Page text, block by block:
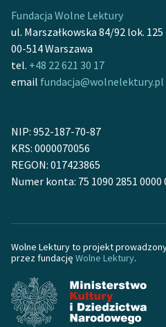
Ręce pełne poezji
Kolekcje edukacyjne
twórców przechodzących
do domeny publicznej,
Odkurzamy bohaterów
Szkoła Poezji Wolnych
O nas
Kontakt
O projekcie
Zespół
Fundacja Wolne Lektury
ul. Marszałkowska 84/92 lok. 125
00-514 Warszawa
tel. +48 22 621 30 17
email fundacja@wolnelektury.pl
NIP: 952-187-70-87
KRS: 0000070056
REGON: 017423865
Numer konta: 75 1090 2851 0000
Wolne Lektury to projekt
przez fundację Wolne Lektury.